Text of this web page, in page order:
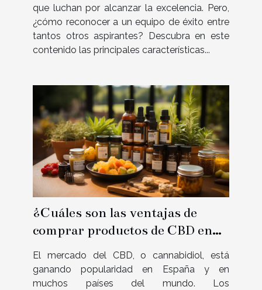
que luchan por alcanzar la excelencia. Pero,
¿cómo reconocer a un equipo de éxito entre
tantos otros aspirantes? Descubra en este
contenido las principales características...
¿Cuáles son las ventajas de
comprar productos de CBD en
una tienda de confianza en
España?
El mercado del CBD, o cannabidiol, está
ganando popularidad en España y en
muchos países del mundo. Los